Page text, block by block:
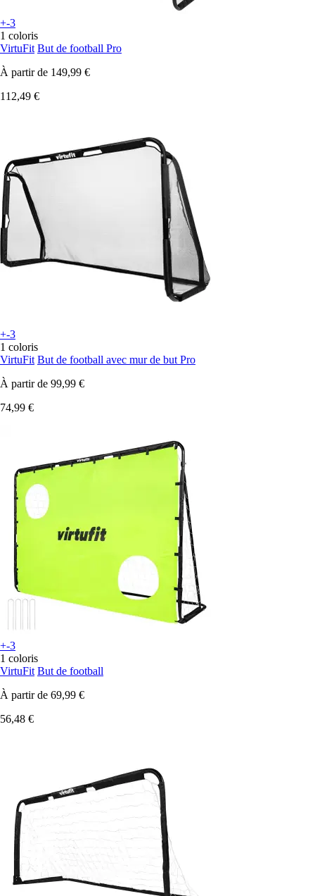
+-3
1 coloris
VirtuFit But de football Pro
À partir de 149,99 €
112,49 €
+-3
1 coloris
VirtuFit But de football avec mur de but Pro
À partir de 99,99 €
74,99 €
+-3
1 coloris
VirtuFit But de football
À partir de 69,99 €
56,48 €